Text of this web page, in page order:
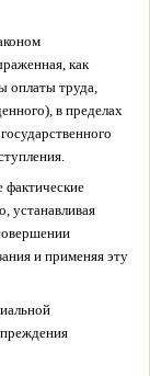
как
оплаты труда,
в пределах
фактические
устанавливая
и применяя эту